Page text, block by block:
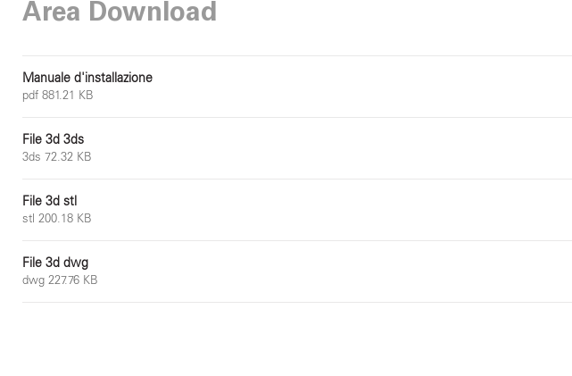
Area Download
Manuale d'installazione
pdf 881.21 KB
File 3d 3ds
3ds 72.32 KB
File 3d stl
stl 200.18 KB
File 3d dwg
dwg 227.76 KB